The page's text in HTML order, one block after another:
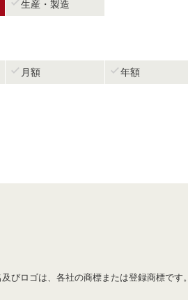
 生産・製造
 月額  年額
びロゴは、各社の商標または登録商標です。